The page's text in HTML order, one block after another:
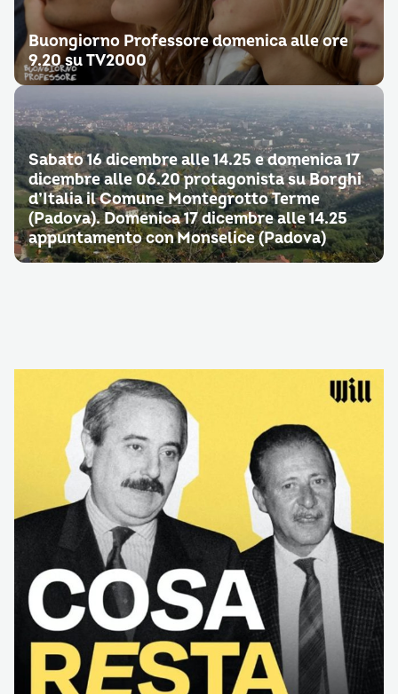
Buongiorno Professore domenica alle ore
9.20 su TV2000
Sabato 16 dicembre alle 14.25 e domenica 17
dicembre alle 06.20 protagonista su Borghi
d’Italia il Comune Montegrotto Terme
(Padova). Domenica 17 dicembre alle 14.25
appuntamento con Monselice (Padova)